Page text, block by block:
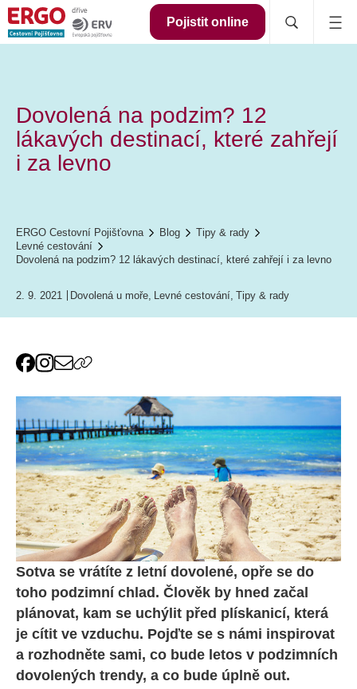
Pojistit online
Dovolená na podzim? 12
lákavých destinací, které zahřejí
i za levno
ERGO Cestovní Pojišťovna Blog
Tipy & rady
Levné cestování
Dovolená na podzim? 12 lákavých destinací, které zahřejí i za levno
2. 9. 2021 Dovolená u moře, Levné cestování, Tipy & rady
Sotva se vrátíte z letní dovolené, opře se do
toho podzimní chlad. Člověk by hned začal
plánovat, kam se uchýlit před plískanicí, která
je cítit ve vzduchu. Pojďte se s námi inspirovat
a rozhodněte sami, co bude letos v podzimních
dovolených trendy, a co bude úplně out.